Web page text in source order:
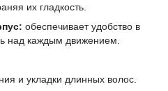
их гладкость.
обеспечивает удобство в
над каждым движением.
и укладки длинных волос.